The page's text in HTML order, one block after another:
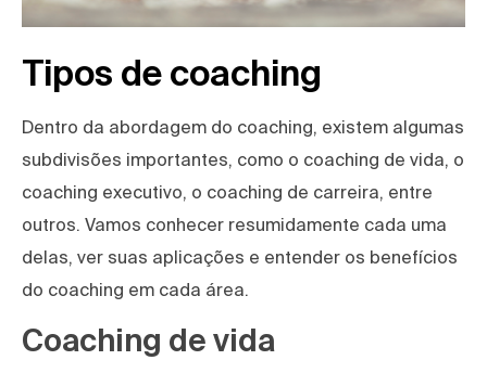
Tipos de coaching
Dentro da abordagem do coaching, existem algumas
subdivisões importantes, como o coaching de vida, o
coaching executivo, o coaching de carreira, entre
outros. Vamos conhecer resumidamente cada uma
delas, ver suas aplicações e entender os benefícios
do coaching em cada área.
Coaching de vida